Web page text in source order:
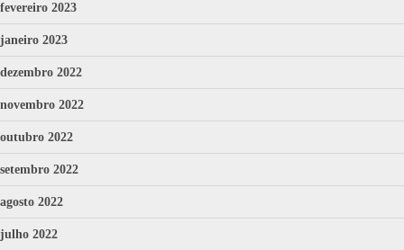
fevereiro 2023
janeiro 2023
dezembro 2022
novembro 2022
outubro 2022
setembro 2022
agosto 2022
julho 2022